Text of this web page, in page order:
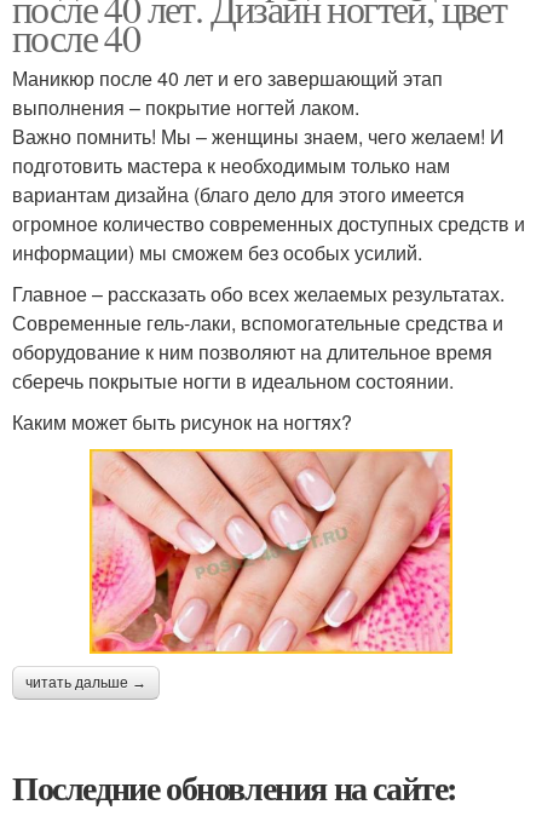
после 40
Маникюр после 40 лет и его завершающий этап
выполнения – покрытие ногтей лаком.
Важно помнить! Мы – женщины знаем, чего желаем! И
подготовить мастера к необходимым только нам
вариантам дизайна (благо дело для этого имеется
огромное количество современных доступных средств и
информации) мы сможем без особых усилий.
Главное – рассказать обо всех желаемых результатах.
Современные гель-лаки, вспомогательные средства и
оборудование к ним позволяют на длительное время
сберечь покрытые ногти в идеальном состоянии.
Каким может быть рисунок на ногтях?
читать дальше →
Последние обновления на сайте: